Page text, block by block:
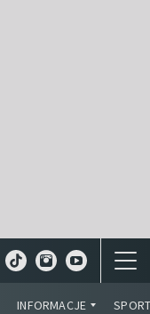
INFORMACJE